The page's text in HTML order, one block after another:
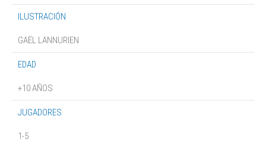
ILUSTRACIÓN
GAËL LANNURIEN
EDAD
+10 AÑOS
JUGADORES
1-5